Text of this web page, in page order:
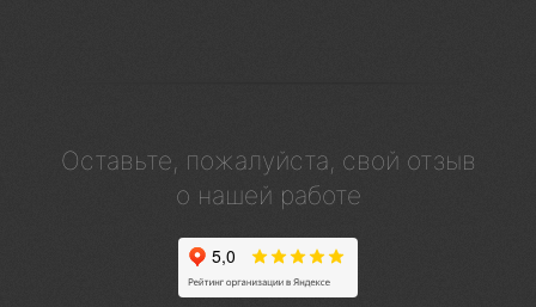
Оставьте, пожалуйста, свой отзыв
о нашей работе